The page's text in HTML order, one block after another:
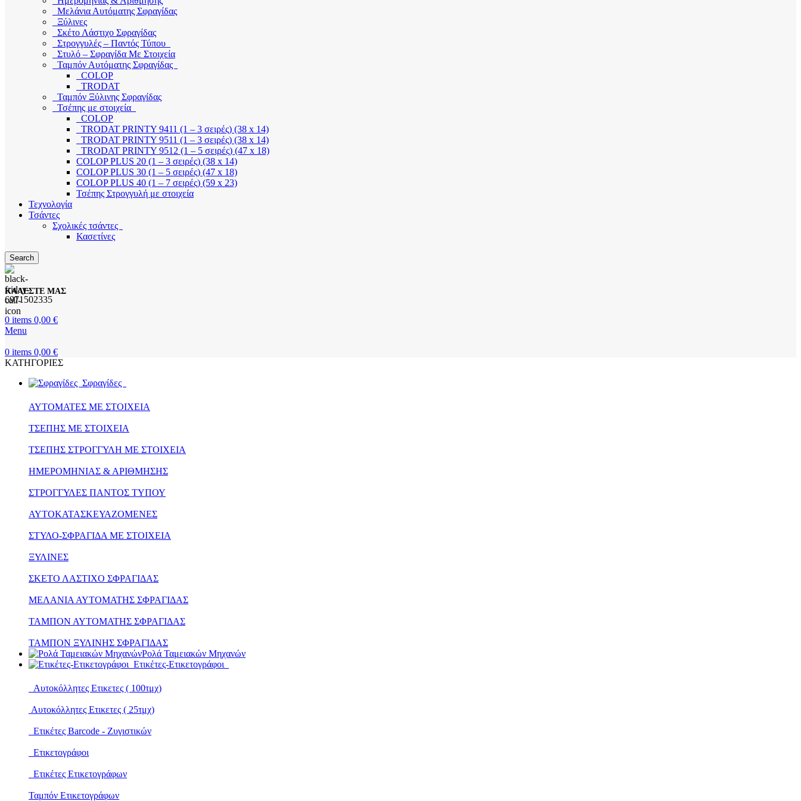
Μελάνια Αυτόματης Σφραγίδας
Ξύλινες
Σκέτο Λάστιχο Σφραγίδας
Στρογγυλές – Παντός Τύπου
Στυλό – Σφραγίδα Με Στοιχεία
Ταμπόν Αυτόματης Σφραγίδας
COLOP
TRODAT
Ταμπόν Ξύλινης Σφραγίδας
Τσέπης με στοιχεία
COLOP
TRODAT PRINTY 9411 (1 – 3 σειρές) (38 x 14)
TRODAT PRINTY 9511 (1 – 3 σειρές) (38 x 14)
TRODAT PRINTY 9512 (1 – 5 σειρές) (47 x 18)
COLOP PLUS 20 (1 – 3 σειρές) (38 x 14)
COLOP PLUS 30 (1 – 5 σειρές) (47 x 18)
COLOP PLUS 40 (1 – 7 σειρές) (59 x 23)
Τσέπης Στρογγυλή με στοιχεία
Τεχνολογία
Τσάντες
Σχολικές τσάντες
Κασετίνες
Search
ΚΑΛΕΣΤΕ ΜΑΣ
6971502335
0 items 0,00 €
Menu
0 items 0,00 €
ΚΑΤΗΓΟΡΙΕΣ
Σφραγίδες
ΑΥΤΟΜΑΤΕΣ ΜΕ ΣΤΟΙΧΕΙΑ
ΤΣΕΠΗΣ ΜΕ ΣΤΟΙΧΕΙΑ
ΤΣΕΠΗΣ ΣΤΡΟΓΓΥΛΗ ΜΕ ΣΤΟΙΧΕΙΑ
ΗΜΕΡΟΜΗΝΙΑΣ & ΑΡΙΘΜΗΣΗΣ
ΣΤΡΟΓΓΥΛΕΣ ΠΑΝΤΟΣ ΤΥΠΟΥ
ΑΥΤΟΚΑΤΑΣΚΕΥΑΖΟΜΕΝΕΣ
ΣΤΥΛΟ-ΣΦΡΑΓΙΔΑ ΜΕ ΣΤΟΙΧΕΙΑ
ΞΥΛΙΝΕΣ
ΣΚΕΤΟ ΛΑΣΤΙΧΟ ΣΦΡΑΓΙΔΑΣ
ΜΕΛΑΝΙΑ ΑΥΤΟΜΑΤΗΣ ΣΦΡΑΓΙΔΑΣ
ΤΑΜΠΟΝ ΑΥΤΟΜΑΤΗΣ ΣΦΡΑΓΙΔΑΣ
ΤΑΜΠΟΝ ΞΥΛΙΝΗΣ ΣΦΡΑΓΙΔΑΣ
Ρολά Ταμειακών Μηχανών
Ετικέτες-Ετικετογράφοι
Αυτοκόλλητες Ετικετες ( 100τμχ)
Αυτοκόλλητες Ετικετες ( 25τμχ)
Ετικέτες Barcode - Ζυγιστικών
Ετικετογράφοι
Ετικέτες Ετικετογράφων
Ταμπόν Ετικετογράφων